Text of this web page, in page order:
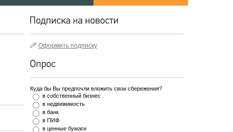
Оформить подписку
Куда бы Вы предпочли вложить свои сбережения?
в собственный бизнес
в недвижимость
в банк
в ПИФ
в ценные бумаги